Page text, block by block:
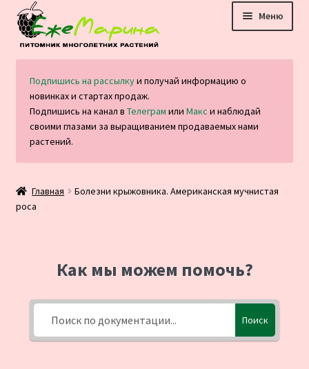
Перейти
к
навигации
Перейти
к
содержимому
Меню
Каталог
Оплата и доставка
Отзывы
Подпишись на рассылкуи получай информацию о
новинках и стартах продаж.
Подпишись на канал в Телеграм или Макс и наблюдай
своими глазами за выращиванием продаваемых нами
растений.
Главная
Болезни крыжовника. Американская мучнистая
роса
Как мы можем помочь?
Поиск